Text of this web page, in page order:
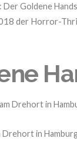
Der Goldene
der Horror-
in